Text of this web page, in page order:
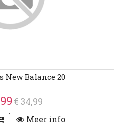
New Balance 20
€ 34,99
Meer info